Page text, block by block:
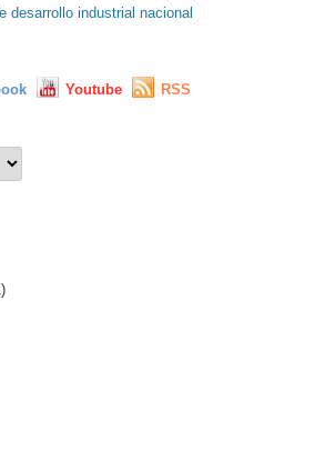
desarrollo industrial nacional
Youtube RSS